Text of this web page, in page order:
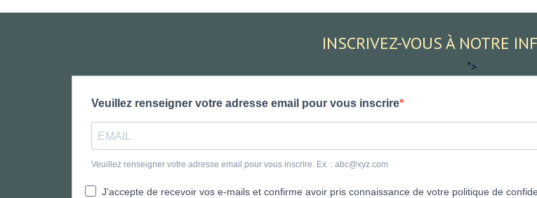
INSCRIVEZ-VOUS À NOTRE
">
Veuillez renseigner votre adresse email pour vous inscrire
Veuillez renseigner votre adresse email pour vous inscrire. Ex. : abc@xyz.com
J'accepte de recevoir vos e-mails et confirme avoir pris connaissance de votre politique de